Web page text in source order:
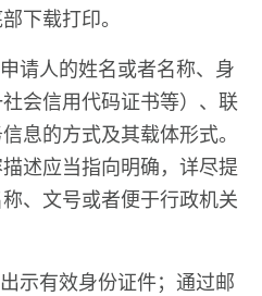
下载打印。
请人的姓名或者名称、身
会信用代码证书等）、联
息的方式及其载体形式。
述应当指向明确，详尽提
、文号或者便于行政机关
示有效身份证件；通过邮